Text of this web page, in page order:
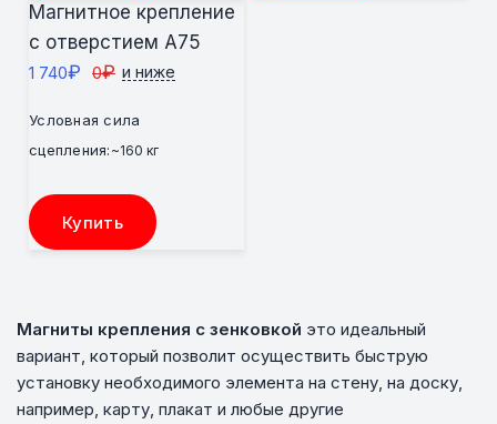
Магнитное крепление
с отверстием A75
1 740₽ 0₽ и ниже
Условная сила
сцепления: ~160 кг
Купить
Магниты крепления с зенковкой это идеальный
вариант, который позволит осуществить быструю
установку необходимого элемента на стену, на доску,
например, карту, плакат и любые другие